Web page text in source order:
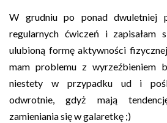
W grudniu po ponad dwuletniej
regularnych ćwiczeń i
ulubioną formę aktywności
mam problemu z wyrzeźbieniem
niestety w przypadku ud i
odwrotnie, gdyż mają
zamieniania się w galaretkę ;)